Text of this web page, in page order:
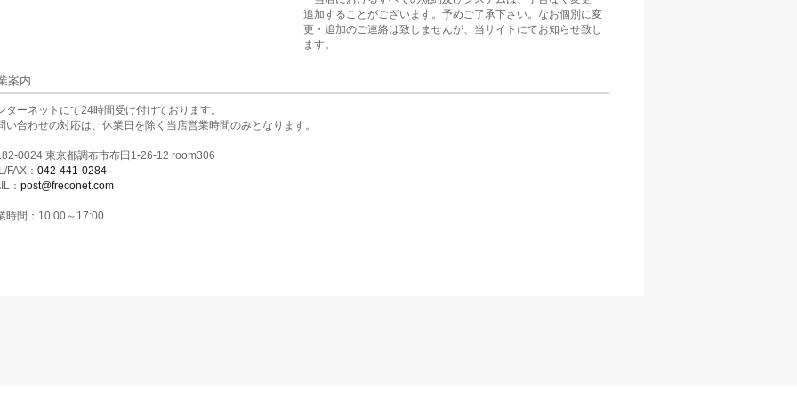
追加することがございます。予めご了承下さい。なお個別に変
更・追加のご連絡は致しませんが、当サイトにてお知らせ致し
ます。
案内
ターネットにて24時間受け付けております。
い合わせの対応は、休業日を除く当店営業時間のみとなります。
0024 東京都調布市布田1-26-12 room306
FAX： 042-441-0284
： post@freconet.com
時間：10:00～17:00